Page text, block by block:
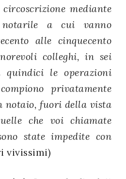
mediante
notarile a cui vanno
alle cinquecento
colleghi, in sei
quindici le operazioni
privatamente
notaio, fuori della vista
che voi chiamate
state impedite con
vivissimi)